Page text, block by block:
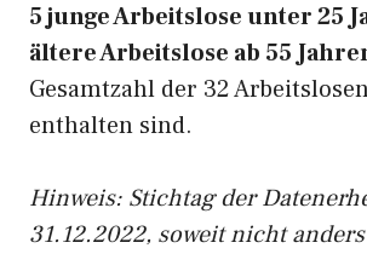
5 junge Arbeitslose unter 25
ältere Arbeitslose ab 55
Gesamtzahl der 32
enthalten sind.
Hinweis: Stichtag der
31.12.2022, soweit nicht